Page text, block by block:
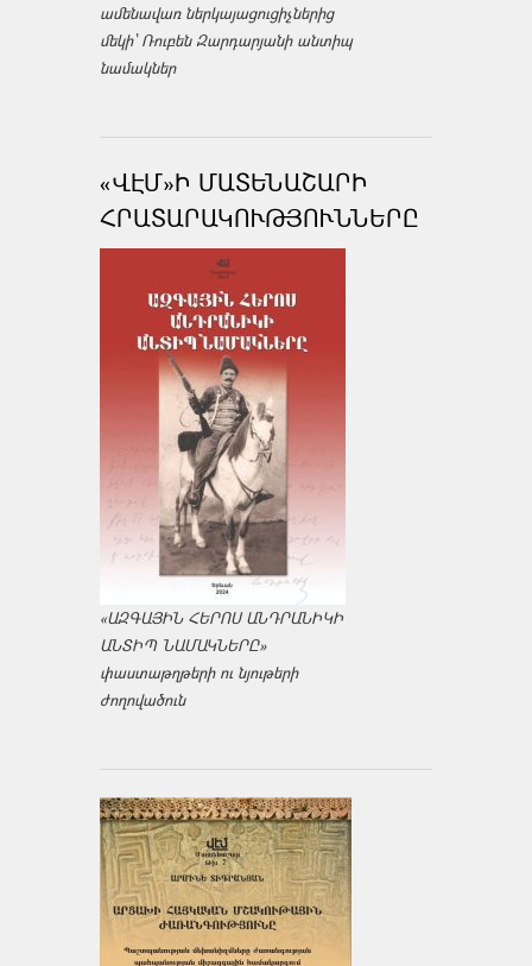
ամենավառ ներկայացուցիչներից
մեկի՝ Ռուբեն Զարդարյանի անտիպ
նամակներ
«ՎԷՄ»Ի ՄԱՏԵՆԱՇԱՐԻ
ՀՐԱՏԱՐԱԿՈՒԹՅՈՒՆՆԵՐԸ
«ԱԶԳԱՅԻՆ ՀԵՐՈՍ ԱՆԴՐԱՆԻԿԻ
ԱՆՏԻՊ ՆԱՄԱԿՆԵՐԸ»
փաստաթղթերի ու նյութերի
ժողովածուն